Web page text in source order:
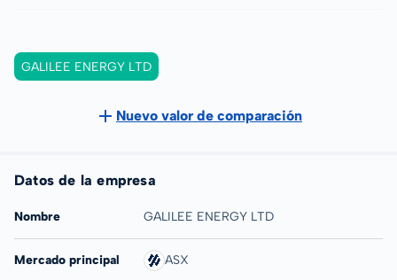
GALILEE ENERGY LTD
Nuevo valor de comparación
Datos de la empresa
Nombre GALILEE ENERGY LTD
Mercado principal ASX